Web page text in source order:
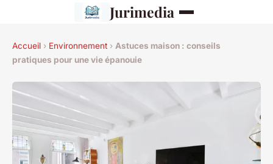
Jurimedia
Accueil › Environnement › Astuces maison : conseils
pratiques pour une vie épanouie